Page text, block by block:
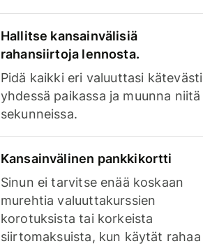
Hallitse kansainvälisiä
rahansiirtoja lennosta.
Pidä kaikki eri valuuttasi kätevästi
yhdessä paikassa ja muunna niitä
sekunneissa.
Kansainvälinen pankkikortti
Sinun ei tarvitse enää koskaan
murehtia valuuttakurssien
korotuksista tai korkeista
siirtomaksuista, kun käytät rahaa